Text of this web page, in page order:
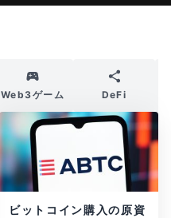
Web3ゲーム DeFi
ビットコイン購入の原資